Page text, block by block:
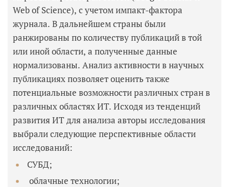
Web of Science), с учетом импакт-фактора
журнала. В дальнейшем страны были
ранжированы по количеству публикаций в той
или иной области, а полученные данные
нормализованы. Анализ активности в научных
публикациях позволяет оценить также
потенциальные возможности различных стран в
различных областях ИТ. Исходя из тенденций
развития ИТ для анализа авторы исследования
выбрали следующие перспективные области
исследований:
СУБД;
облачные технологии;